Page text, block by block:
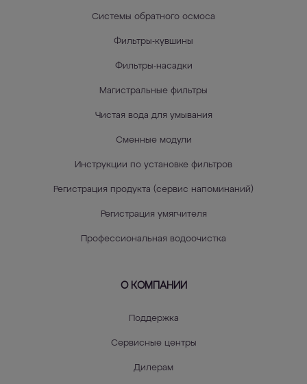
Системы обратного осмоса
Фильтры-кувшины
Фильтры-насадки
Магистральные фильтры
Чистая вода для умывания
Сменные модули
Инструкции по установке фильтров
Регистрация продукта (сервис напоминаний)
Регистрация умягчителя
Профессиональная водоочистка
О КОМПАНИИ
Поддержка
Сервисные центры
Дилерам